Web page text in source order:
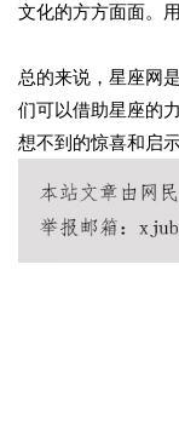
文化的方方面面。
总的来说，星座网
们可以借助星座的
想不到的惊喜和启示